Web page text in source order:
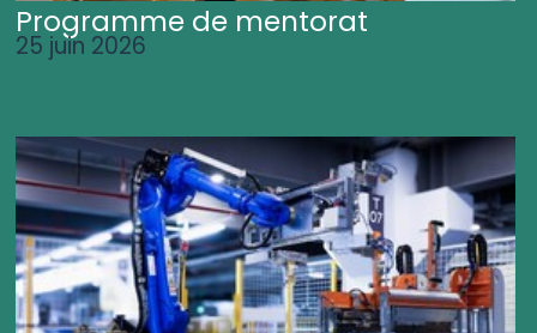
Programme de mentorat
25 juin 2026